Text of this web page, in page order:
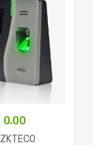
0.00